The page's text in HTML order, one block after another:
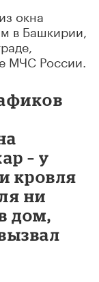
окна
в Башкирии,
МЧС России.
– у
кровля
ни
дом,